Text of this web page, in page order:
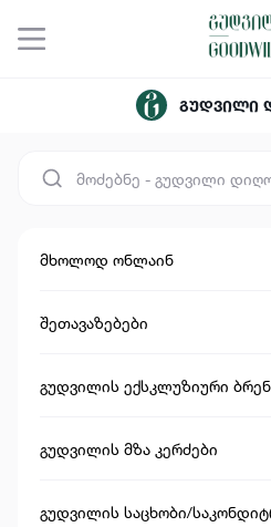
მისამართის
გუდვილი
მხოლოდ ონლაინ
შეთავაზებები
გუდვილის ექსკლუზიური
გუდვილის მზა კერძები
გუდვილის საცხობი/